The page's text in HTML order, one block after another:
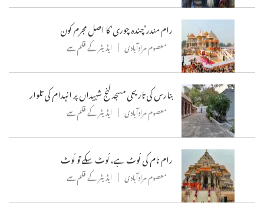
رام مندر’چندہ چوری‘کا اصل مجرم کون
معصوم مرادآبادی ایڈیٹر کے قلم سے
بنارس کی تاریحی مسجد گنج شہیداں پر انہدام کی تلوار
معصوم مرادآبادی ایڈیٹر کے قلم سے
رام نام کی لُوٹ ہے، لُوٹ سکے تو لُوٹ
معصوم مرادآبادی ایڈیٹر کے قلم سے